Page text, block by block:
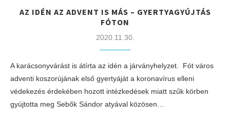
AZ IDÉN AZ ADVENT IS MÁS – GYERTYAGYÚJTÁS
FÓTON
2020.11.30.
A karácsonyvárást is átírta az idén a járványhelyzet. Fót város
adventi koszorújának első gyertyáját a koronavírus elleni
védekezés érdekében hozott intézkedések miatt szűk körben
gyújtotta meg Sebők Sándor atyával közösen…